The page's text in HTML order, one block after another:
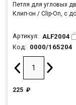
Петля для угловых
Клип-он / Clip-On, с
Артикул: ALF2004
Код: 0000/165204
225 ₽